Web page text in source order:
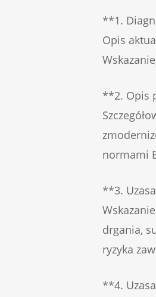
**1.
Opis
**2. Opis
normami
**3.
drgania,
ryzyka
**4.